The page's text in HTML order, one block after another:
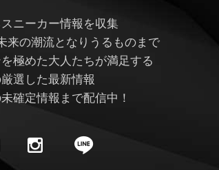
ニーカー情報を収集
来の潮流となりうるものまで
極めた大人たちが満足する
選した最新情報
確定情報まで配信中！